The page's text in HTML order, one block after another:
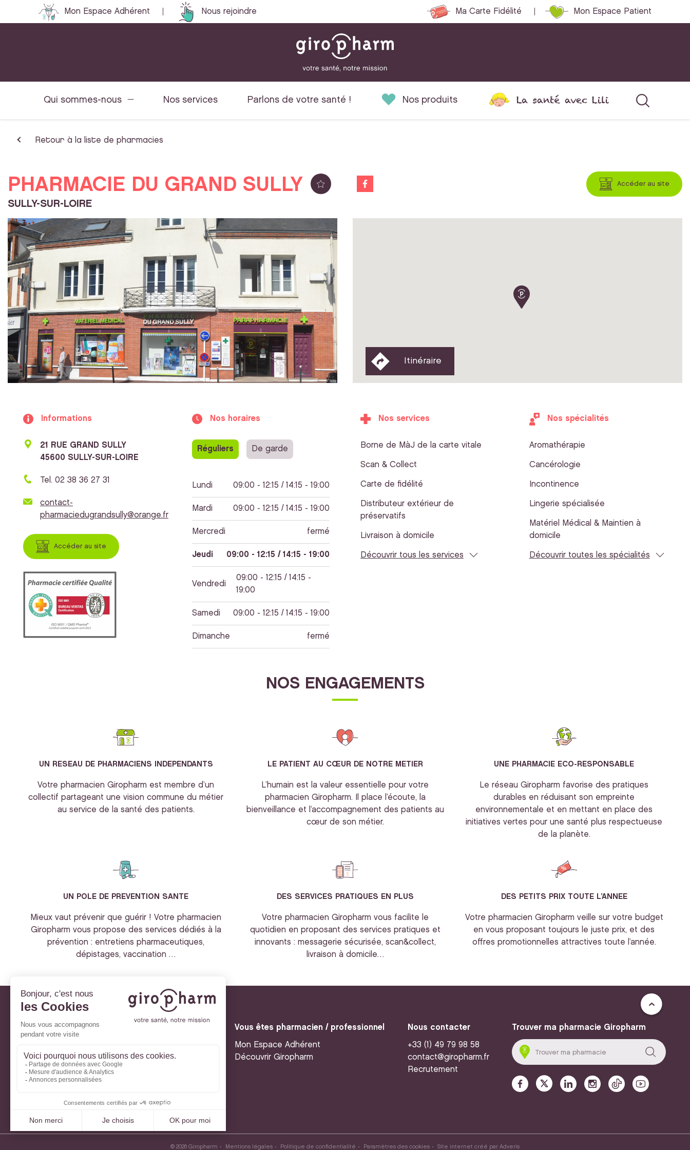
Mon Espace Adhérent Nous rejoindre Ma Carte Fidélité Mon Espace Patient
Qui sommes-nous Nos services Parlons de votre santé ! Nos produits La santé avec Lili
Retour à la liste de pharmacies
PHARMACIE DU GRAND SULLY
SULLY-SUR-LOIRE
Accéder au site
Itinéraire
Informations
21 RUE GRAND SULLY
45600 SULLY-SUR-LOIRE
Tel. 02 38 36 27 31
contact-
pharmaciedugrandsully@orange.fr
Accéder au site
Nos horaires
Réguliers De garde
Lundi 09:00 - 12:15 / 14:15 - 19:00
Mardi 09:00 - 12:15 / 14:15 - 19:00
Mercredi fermé
Jeudi 09:00 - 12:15 / 14:15 - 19:00
Vendredi
09:00 - 12:15 / 14:15 -
19:00
Samedi 09:00 - 12:15 / 14:15 - 19:00
Dimanche fermé
Nos services
Borne de MàJ de la carte vitale
Scan & Collect
Carte de fidélité
Distributeur extérieur de
préservatifs
Livraison à domicile
Découvrir tous les services
Nos spécialités
Aromathérapie
Cancérologie
Incontinence
Lingerie spécialisée
Matériel Médical & Maintien à
domicile
Découvrir toutes les spécialités
NOS ENGAGEMENTS
UN RESEAU DE PHARMACIENS INDEPENDANTS
Votre pharmacien Giropharm est membre d’un
collectif partageant une vision commune du métier
au service de la santé des patients.
LE PATIENT AU CŒUR DE NOTRE METIER
L’humain est la valeur essentielle pour votre
pharmacien Giropharm. Il place l’écoute, la
bienveillance et l’accompagnement des patients au
cœur de son métier.
UNE PHARMACIE ECO-RESPONSABLE
Le réseau Giropharm favorise des pratiques
durables en réduisant son empreinte
environnementale et en mettant en place des
initiatives vertes pour une santé plus respectueuse
de la planète.
UN POLE DE PREVENTION SANTE
Mieux vaut prévenir que guérir ! Votre pharmacien
Giropharm vous propose des services dédiés à la
prévention : entretiens pharmaceutiques,
dépistages, vaccination …
DES SERVICES PRATIQUES EN PLUS
Votre pharmacien Giropharm vous facilite le
quotidien en proposant des services pratiques et
innovants : messagerie sécurisée, scan&collect,
livraison à domicile…
DES PETITS PRIX TOUTE L’ANNEE
Votre pharmacien Giropharm veille sur votre budget
en vous proposant toujours le juste prix, et des
offres promotionnelles attractives toute l’année.
À votre service
Mon Espace Patient
Vous êtes pharmacien / professionnel
Mon Espace Adhérent
Découvrir Giropharm
Nous contacter
+33 (1) 49 79 98 58
contact@giropharm.fr
Recrutement
Trouver ma pharmacie Giropharm
© 2026 Giropharm Mentions légales Politique de confidentialité Paramètres des cookies Site internet créé par Adveris